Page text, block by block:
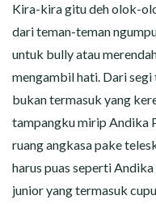
Kira-kira gitu deh olok-
dari teman-teman
untuk bully atau
mengambil hati. Dari
bukan termasuk yang
tampangku mirip Andika
ruang angkasa pake
harus puas seperti
junior yang termasuk